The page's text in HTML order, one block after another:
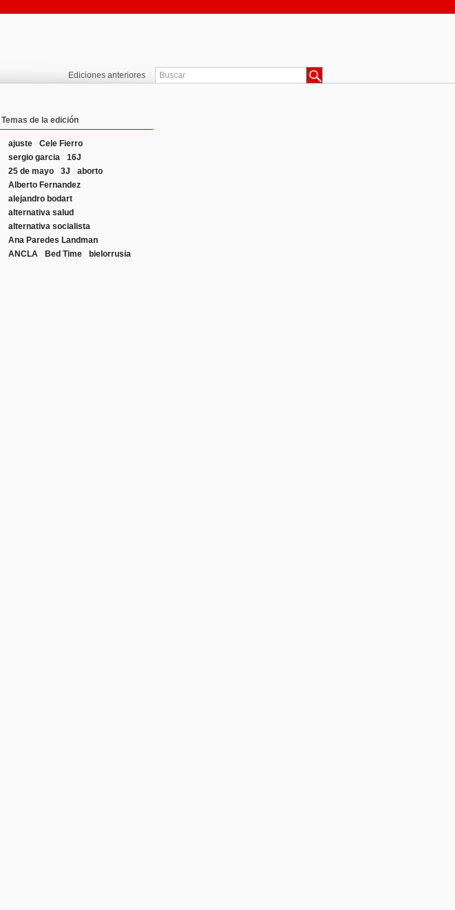
Ediciones anteriores
Temas de la edición
ajuste
Cele Fierro
sergio garcia
16J
25 de mayo
3J
aborto
Alberto Fernandez
alejandro bodart
alternativa salud
alternativa socialista
Ana Paredes Landman
ANCLA
Bed Time bielorrusia